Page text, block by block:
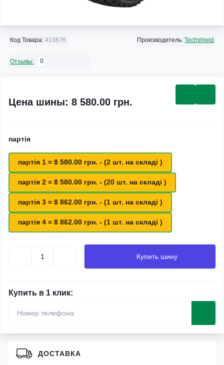
Код Товара: 413676 Производитель: Techshield
Отзывы: 0
Цена шины: 8 580.00 грн.
партія
партія 1 = 8 580.00 грн. - (2 шт. на складі )
партія 2 = 8 580.00 грн. - (20 шт. на складі )
партія 3 = 8 862.00 грн. - (1 шт. на складі )
партія 4 = 8 862.00 грн. - (1 шт. на складі )
Купить шину
Купить в 1 клик:
ДОСТАВКА